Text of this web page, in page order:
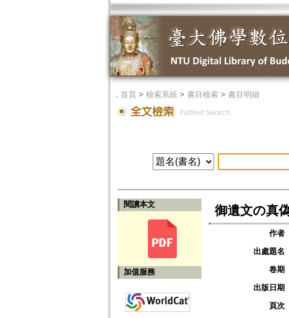
． 首頁> 檢索系統> 書目檢索> 書目明細
閱讀本文
加值服務
御遺文の真
作者
出處題名
卷期
出版日期
頁次